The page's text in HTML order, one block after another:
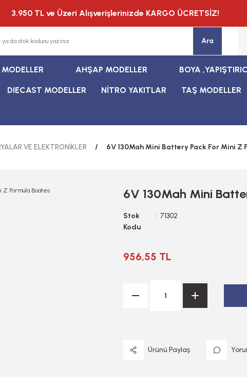
3.950 TL ve Üzeri Alışverişlerinizde KARGO ÜCRETSİZ!
Ara
AHŞAP MODELLER BOYA
DIECAST MODELLER NİTRO YAKITLAR TAŞ MODELLER
VE ELEKTRONİKLER 6V 130Mah Mini Battery Pack For Mini Z
6V 130Mah Mini
Stok
Kodu
71302
956,55 TL
Ürünü Paylaş